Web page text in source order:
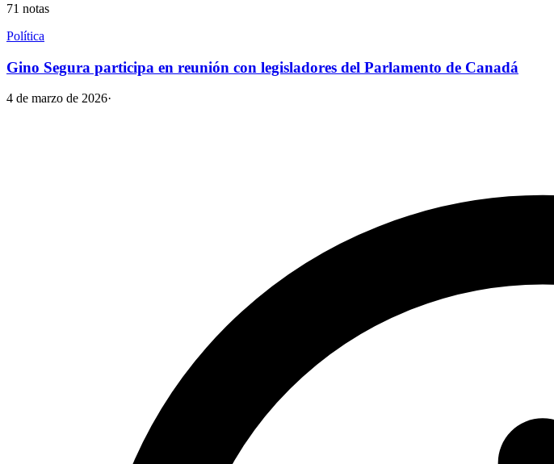
71 notas
Política
Gino Segura participa en reunión con legisladores del Parlamento de Canadá
4 de marzo de 2026·